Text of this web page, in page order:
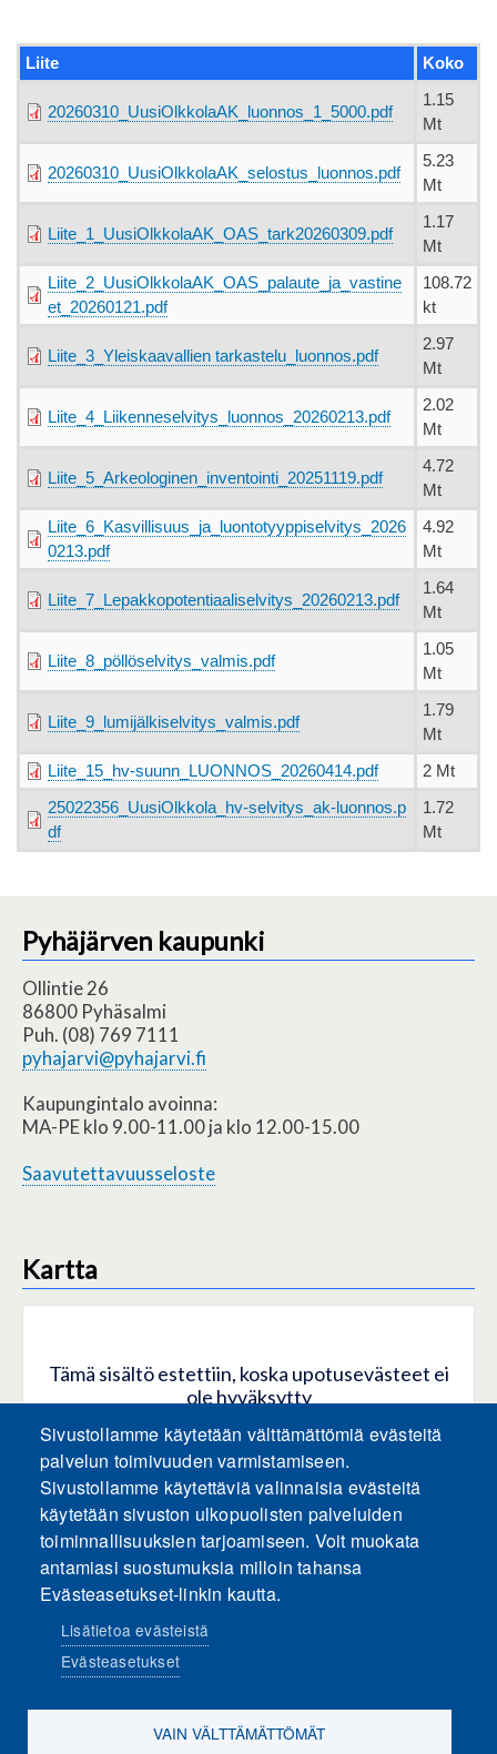
Liite Koko
20260310_UusiOlkkolaAK_luonnos_1_5000.pdf
1.15
Mt
20260310_UusiOlkkolaAK_selostus_luonnos.pdf
5.23
Mt
Liite_1_UusiOlkkolaAK_OAS_tark20260309.pdf
1.17
Mt
Liite_2_UusiOlkkolaAK_OAS_palaute_ja_vastine
et_20260121.pdf
108.72
kt
Liite_3_Yleiskaavallien tarkastelu_luonnos.pdf
2.97
Mt
Liite_4_Liikenneselvitys_luonnos_20260213.pdf
2.02
Mt
Liite_5_Arkeologinen_inventointi_20251119.pdf
4.72
Mt
Liite_6_Kasvillisuus_ja_luontotyyppiselvitys_2026
0213.pdf
4.92
Mt
Liite_7_Lepakkopotentiaaliselvitys_20260213.pdf
1.64
Mt
Liite_8_pöllöselvitys_valmis.pdf
1.05
Mt
Liite_9_lumijälkiselvitys_valmis.pdf
1.79
Mt
Liite_15_hv-suunn_LUONNOS_20260414.pdf 2 Mt
25022356_UusiOlkkola_hv-selvitys_ak-luonnos.p
df
1.72
Mt
Pyhäjärven kaupunki
Ollintie 26
86800 Pyhäsalmi
Puh. (08) 769 7111
pyhajarvi@pyhajarvi.fi
Kaupungintalo avoinna:
MA-PE klo 9.00-11.00 ja klo 12.00-15.00
Saavutettavuusseloste
Kartta
Tämä sisältö estettiin, koska upotusevästeet ei
ole hyväksytty
HYVÄKSY KAIKKI EVÄSTEET
Hyväksy vain upotusevästeet
Sosiaalinen media
Sivustollamme käytetään välttämättömiä evästeitä
palvelun toimivuuden varmistamiseen.
Sivustollamme käytettäviä valinnaisia evästeitä
käytetään sivuston ulkopuolisten palveluiden
toiminnallisuuksien tarjoamiseen. Voit muokata
antamiasi suostumuksia milloin tahansa
Evästeasetukset-linkin kautta.
Lisätietoa evästeistä
Evästeasetukset
VAIN VÄLTTÄMÄTTÖMÄT